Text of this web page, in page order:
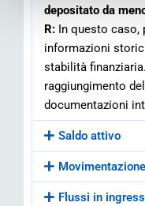
depositato da
R: In questo caso,
informazioni
stabilità
raggiungimento
documentazioni
Saldo attivo
Flussi in